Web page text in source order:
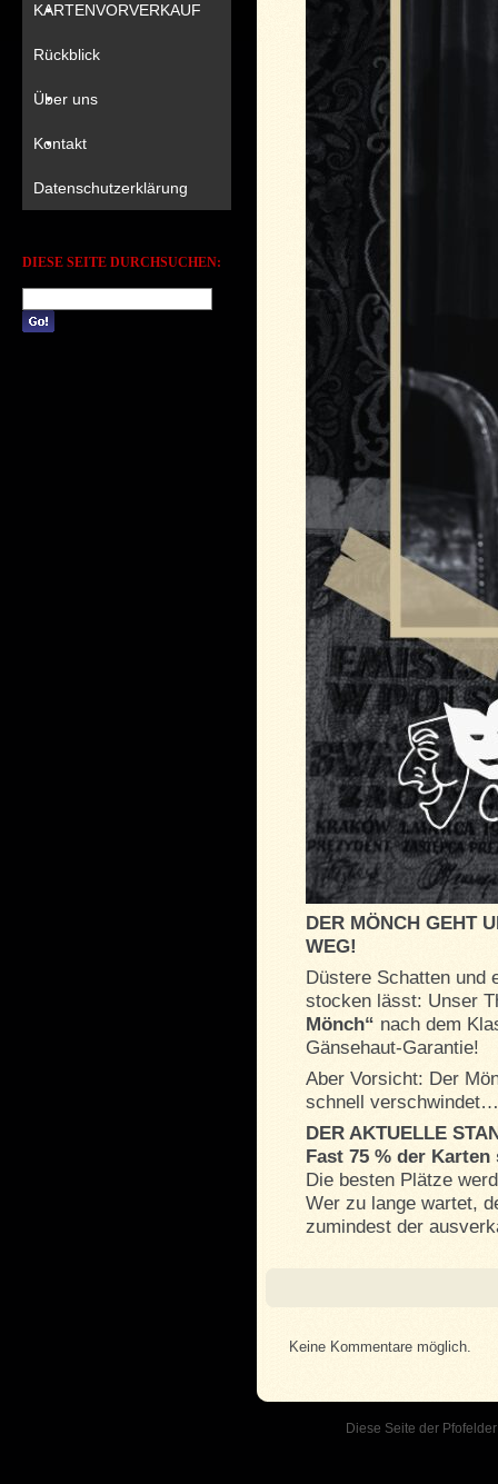
KARTENVORVERKAUF
Rückblick
Über uns
Kontakt
Datenschutzerklärung
DIESE SEITE DURCHSUCHEN:
DER MÖNCH GEHT
WEG!
Düstere Schatten und
stocken lässt: Unser
Mönch“ nach dem
Gänsehaut-Garantie!
Aber Vorsicht: Der
schnell verschwindet…
DER AKTUELLE
Fast 75 % der
Die besten Plätze
Wer zu lange wartet,
zumindest der
Keine Kommentare möglich.
Diese Seite der